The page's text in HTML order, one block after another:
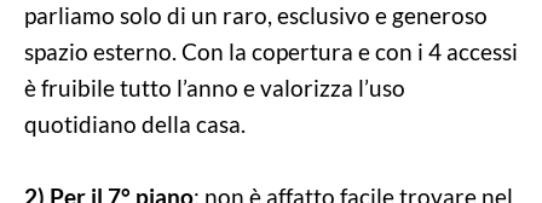
parliamo solo di un raro, esclusivo e generoso
spazio esterno. Con la copertura e con i 4 accessi
è fruibile tutto l’anno e valorizza l’uso
quotidiano della casa.
2) Per il 7° piano: non è affatto facile trovare nel